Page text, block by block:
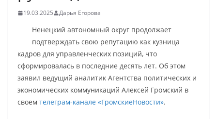
19.03.2025 Дарья Егорова
Ненецкий автономный округ продолжает
подтверждать свою репутацию как кузница
кадров для управленческих позиций, что
сформировалась в последние десять лет. Об этом
заявил ведущий аналитик Агентства политических и
экономических коммуникаций Алексей Громский в
своем телеграм-канале «ГромскиеНовости».